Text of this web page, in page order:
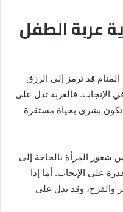
عربة الطفل
قد ترمز إلى الرزق
الإنجاب. فالعربة تدل على
تكون بشرى بحياة مستقرة
شعور المرأة بالحاجة إلى
على الإنجاب. أما إذا
والفرح، وقد يدل على